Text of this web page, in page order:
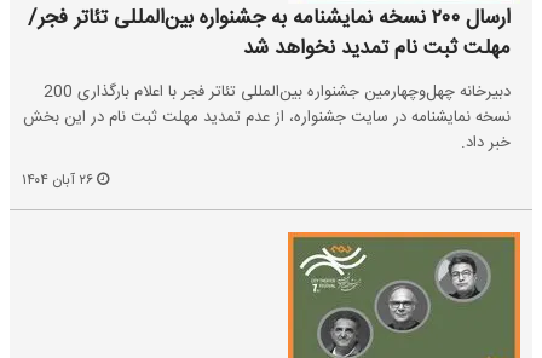
ارسال ۲۰۰ نسخه نمایشنامه به جشنواره بین‌المللی تئاتر فجر/
مهلت ثبت نام تمدید نخواهد شد
دبیرخانه چهل‌وچهارمین جشنواره بین‌المللی تئاتر فجر با اعلام بارگذاری 200
نسخه نمایشنامه در سایت جشنواره، از عدم تمدید مهلت ثبت نام در این بخش
خبر داد.